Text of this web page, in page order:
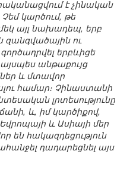
է չինական
կարծում, թե
այլ նախադեպ, երբ
զանգվածային ու
երբևիցե
անթաքույց
և մտավոր
համար։ Չինաստանի
լրտեսությունը
և, իմ կարծիքով,
և Ասիայի մեր
են հակազդեցություն
դադարեցնել այս